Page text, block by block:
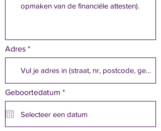
Adres
Geboortedatum *r
e
u